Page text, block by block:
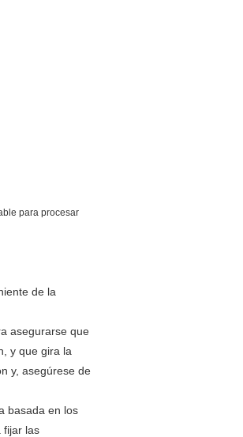
para procesar
de la
asegurarse que
y que gira la
y, asegúrese de
basada en los
fijar las